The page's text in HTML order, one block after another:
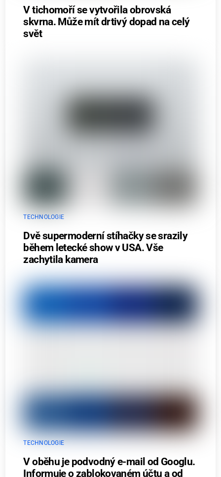
V tichomoří se vytvořila obrovská
skvrna. Může mít drtivý dopad na celý
svět
TECHNOLOGIE
Dvě supermoderní stíhačky se srazily
během letecké show v USA. Vše
zachytila kamera
TECHNOLOGIE
V oběhu je podvodný e-mail od Googlu.
Informuje o zablokovaném účtu a od